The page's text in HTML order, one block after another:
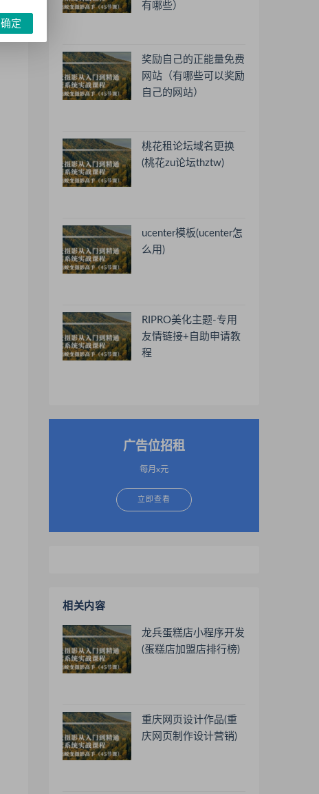
有哪些）
奖励自己的正能量免费
网站（有哪些可以奖励
自己的网站）
桃花租论坛域名更换
(桃花zu论坛thztw)
ucenter模板(ucenter怎
么用)
RIPRO美化主题-专用
友情链接+自助申请教
程
广告位招租
每月x元
立即查看
相关内容
龙兵蛋糕店小程序开发
(蛋糕店加盟店排行榜)
重庆网页设计作品(重
庆网页制作设计营销)
确定